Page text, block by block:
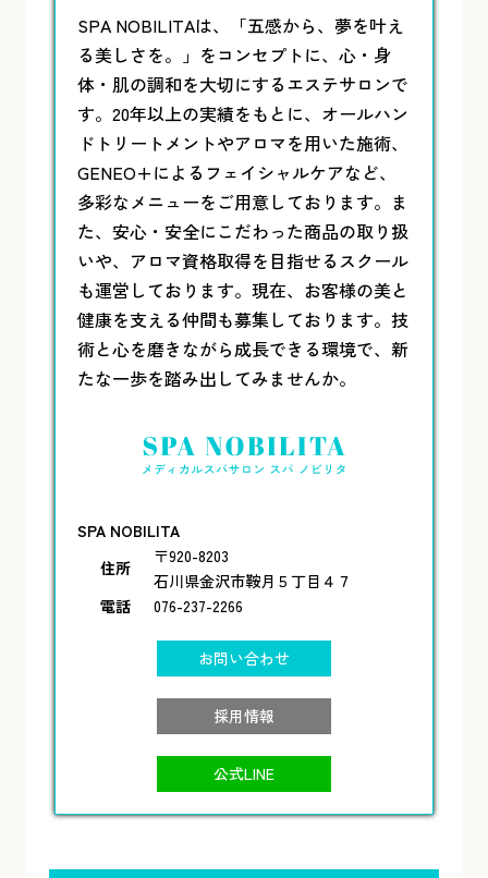
SPA NOBILITAは、「五感から、夢を叶え
る美しさを。」をコンセプトに、心・身
体・肌の調和を大切にするエステサロンで
す。20年以上の実績をもとに、オールハン
ドトリートメントやアロマを用いた施術、
GENEO+によるフェイシャルケアなど、
多彩なメニューをご用意しております。ま
た、安心・安全にこだわった商品の取り扱
いや、アロマ資格取得を目指せるスクール
も運営しております。現在、お客様の美と
健康を支える仲間も募集しております。技
術と心を磨きながら成長できる環境で、新
たな一歩を踏み出してみませんか。
SPA NOBILITA
住所
〒920-8203
石川県金沢市鞍月５丁目４７
電話
076-237-2266
お問い合わせ
採用情報
公式LINE